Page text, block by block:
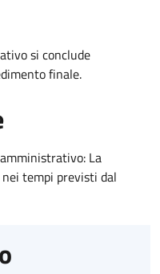
si conclude
finale.
La
tempi previsti dal